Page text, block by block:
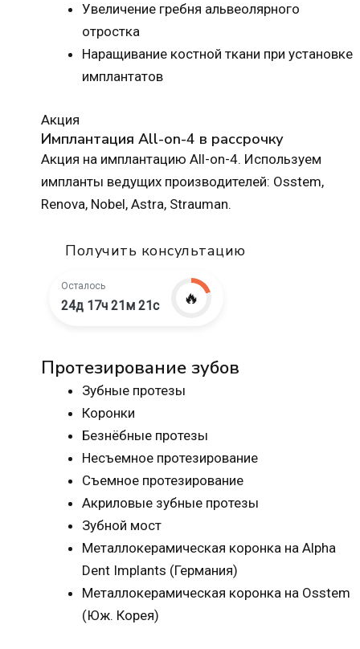
Увеличение гребня альвеолярного
отростка
Наращивание костной ткани при установке
имплантатов
Акция
Имплантация All-on-4 в рассрочку
Акция на имплантацию All-on-4. Используем
импланты ведущих производителей: Osstem,
Renova, Nobel, Astra, Strauman.
Получить консультацию
Осталось
24д 17ч 21м 20с 🔥
Протезирование зубов
Зубные протезы
Коронки
Безнёбные протезы
Несъемное протезирование
Съемное протезирование
Акриловые зубные протезы
Зубной мост
Металлокерамическая коронка на Alpha
Dent Implants (Германия)
Металлокерамическая коронка на Osstem
(Юж. Корея)